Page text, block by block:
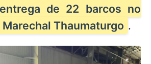
de 22 barcos no
Thaumaturgo .